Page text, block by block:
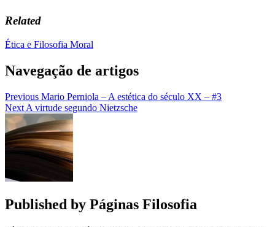
Related
Ética e Filosofia Moral
Navegação de artigos
Previous Mario Perniola – A estética do século XX – #3
Next A virtude segundo Nietzsche
Published by Páginas Filosofia